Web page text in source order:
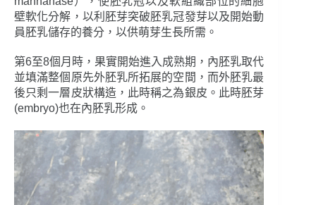
壁軟化分解，以利胚芽突破胚乳冠發芽以及開始動
員胚乳儲存的養分，以供萌芽生長所需。
第6至8個月時，果實開始進入成熟期，內胚乳取代
並填滿整個原先外胚乳所拓展的空間，而外胚乳最
後只剩一層皮狀構造，此時稱之為銀皮。此時胚芽
(embryo)也在內胚乳形成。